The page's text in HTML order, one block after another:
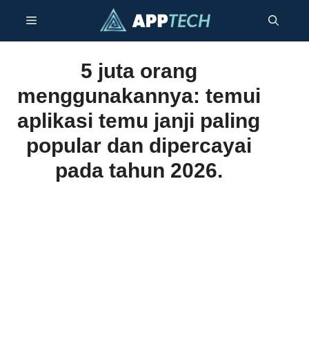
kandungan
Menu
5 juta orang
menggunakannya: temui
aplikasi temu janji paling
popular dan dipercayai
pada tahun 2026.